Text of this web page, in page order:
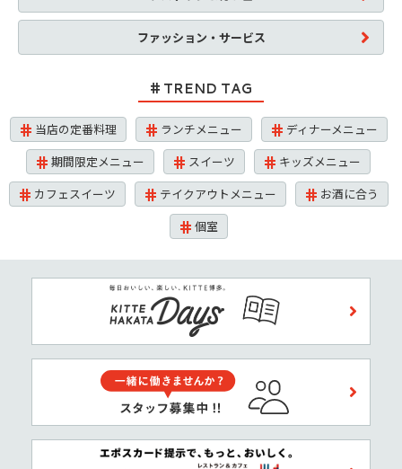
ファッション・サービス
TREND TAG
当店の定番料理 ランチメニュー
ディナーメニュー
期間限定メニュー
スイーツ
キッズメニュー
カフェスイーツ
テイクアウトメニュー
お酒に合う
個室